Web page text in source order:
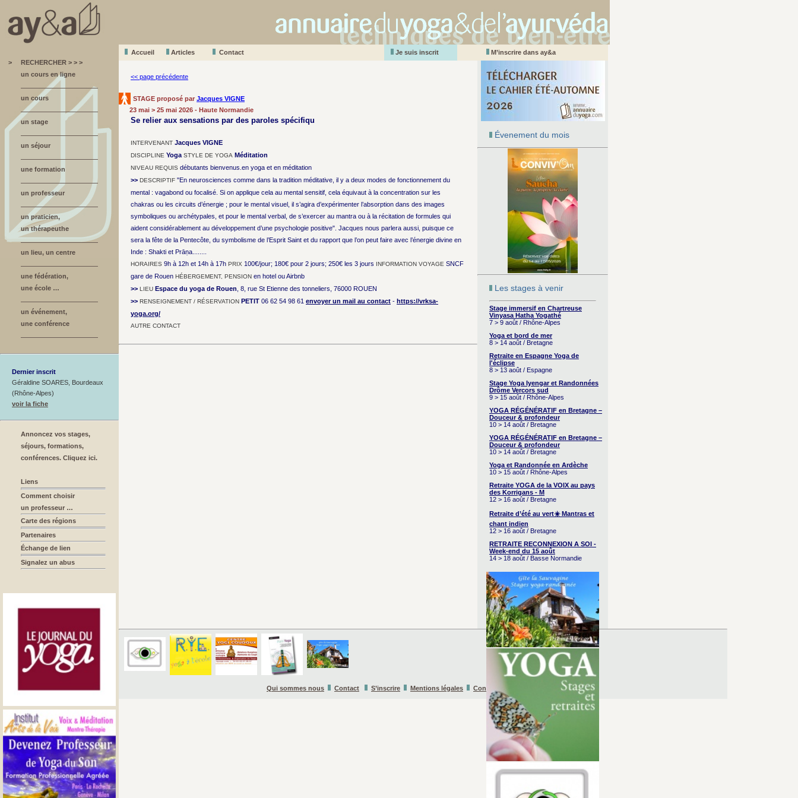
Accueil Articles Contact Je suis inscrit
M’inscrire dans ay&a
>
RECHERCHER > > >
un cours en ligne
un cours
un stage
un séjour
une formation
un professeur
un praticien,
un thérapeuthe
un lieu, un centre
une fédération,
une école …
un événement,
une conférence
Dernier inscrit
Géraldine SOARES, Bourdeaux
(Rhône-Alpes)
voir la fiche
Annoncez vos stages,
séjours, formations,
conférences. Cliquez ici.
Liens
Comment choisir
un professeur …
Carte des régions
Partenaires
Échange de lien
Signalez un abus
Évenement du mois
Les stages à venir
Stage immersif en Chartreuse
Vinyasa Hatha Yogathé
7 > 9 août / Rhône-Alpes
Yoga et bord de mer
8 > 14 août / Bretagne
Retraite en Espagne Yoga de
l'éclipse
8 > 13 août / Espagne
Stage Yoga Iyengar et Randonnées
Drôme Vercors sud
9 > 15 août / Rhône-Alpes
YOGA RÉGÉNÉRATIF en Bretagne –
Douceur & profondeur
10 > 14 août / Bretagne
YOGA RÉGÉNÉRATIF en Bretagne –
Douceur & profondeur
10 > 14 août / Bretagne
Yoga et Randonnée en Ardèche
10 > 15 août / Rhône-Alpes
Retraite YOGA de la VOIX au pays
des Korrigans - M
12 > 16 août / Bretagne
Retraite d’été au vert☀️ Mantras et
chant indien
12 > 16 août / Bretagne
RETRAITE RECONNEXION A SOI -
Week-end du 15 août
14 > 18 août / Basse Normandie
<< page précédente
STAGE proposé par Jacques VIGNE
23 mai > 25 mai 2026 - Haute Normandie
Se relier aux sensations par des paroles spécifiqu
INTERVENANT Jacques VIGNE
DISCIPLINE Yoga STYLE DE YOGA Méditation
NIVEAU REQUIS débutants bienvenus.en yoga et en méditation
>> DESCRIPTIF "En neurosciences comme dans la tradition méditative, il y a deux modes de fonctionnement du
mental : vagabond ou focalisé. Si on applique cela au mental sensitif, cela équivaut à la concentration sur les
chakras ou les circuits d’énergie ; pour le mental visuel, il s’agira d’expérimenter l’absorption dans des images
symboliques ou archétypales, et pour le mental verbal, de s’exercer au mantra ou à la récitation de formules qui
aident considérablement au développement d’une psychologie positive". Jacques nous parlera aussi, puisque ce
sera la fête de la Pentecôte, du symbolisme de l’Esprit Saint et du rapport que l’on peut faire avec l’énergie divine en
Inde : Shakti et Prāṇa........
HORAIRES 9h à 12h et 14h à 17h PRIX 100€/jour; 180€ pour 2 jours; 250€ les 3 jours INFORMATION VOYAGE SNCF
gare de Rouen HÉBERGEMENT, PENSION en hotel ou Airbnb
>> LIEU Espace du yoga de Rouen , 8, rue St Etienne des tonneliers, 76000 ROUEN
>> RENSEIGNEMENT / RÉSERVATION PETIT 06 62 54 98 61 envoyer un mail au contact - https://vrksa-
yoga.org/
AUTRE CONTACT
Qui sommes nous Contact S’inscrire Mentions légales Conditions Générales d’Utilisation